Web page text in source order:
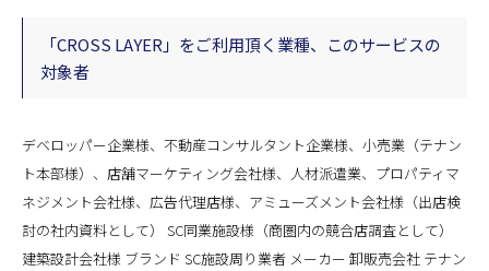
「CROSS LAYER」をご利用頂く業種、このサービスの
対象者
デベロッパー企業様、不動産コンサルタント企業様、小売業（テナン
ト本部様）、店舗マーケティング会社様、人材派遣業、プロパティマ
ネジメント会社様、広告代理店様、アミューズメント会社様（出店検
討の社内資料として） SC同業施設様（商圏内の競合店調査として）
建築設計会社様 ブランド SC施設周り業者 メーカー 卸販売会社 テナン